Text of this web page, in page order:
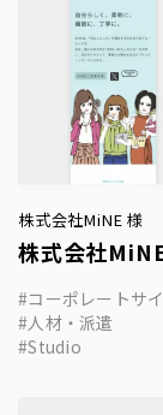
株式会社MiNE 様
株式会社
コーポレートサ
人材・派遣
Studio